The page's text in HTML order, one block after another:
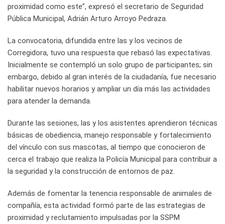
proximidad como este”, expresó el secretario de Seguridad
Pública Municipal, Adrián Arturo Arroyo Pedraza.
La convocatoria, difundida entre las y los vecinos de
Corregidora, tuvo una respuesta que rebasó las expectativas.
Inicialmente se contempló un solo grupo de participantes; sin
embargo, debido al gran interés de la ciudadanía, fue necesario
habilitar nuevos horarios y ampliar un día más las actividades
para atender la demanda.
Durante las sesiones, las y los asistentes aprendieron técnicas
básicas de obediencia, manejo responsable y fortalecimiento
del vínculo con sus mascotas, al tiempo que conocieron de
cerca el trabajo que realiza la Policía Municipal para contribuir a
la seguridad y la construcción de entornos de paz.
Además de fomentar la tenencia responsable de animales de
compañía, esta actividad formó parte de las estrategias de
proximidad y reclutamiento impulsadas por la SSPM